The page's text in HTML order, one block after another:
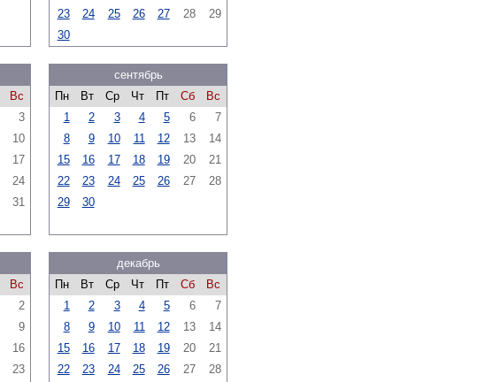
23
24 25 26 27 28
29
30
Вс
3
10
17
24
31
сентябрь
Пн
Вт Ср Чт Пт Сб
Вс
1
2 3 4 5 6
7
8
9 10 11 12 13
14
15
16 17 18 19 20
21
22
23 24 25 26 27
28
29
30
Вс
2
9
16
23
декабрь
Пн
Вт Ср Чт Пт Сб
Вс
1
2 3 4 5 6
7
8
9 10 11 12 13
14
15
16 17 18 19 20
21
22
23 24 25 26 27
28